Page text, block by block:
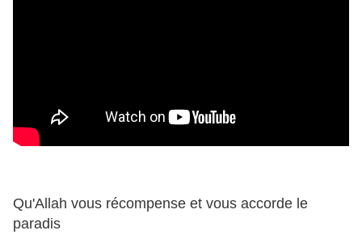
Qu'Allah vous récompense et vous accorde le
paradis